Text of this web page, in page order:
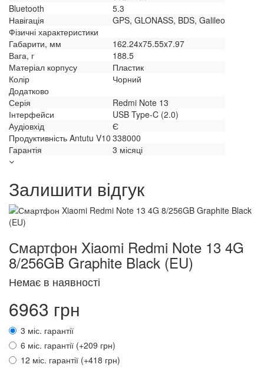
Bluetooth
5.3
Навігація
GPS, GLONASS, BDS, Galileo
Фізичні характеристики
Габарити, мм
162.24x75.55x7.97
Вага, г
188.5
Матеріал корпусу
Пластик
Колір
Чорний
Додатково
Серія
Redmi Note 13
Інтерфейси
USB Type-C (2.0)
Аудіовхід
Є
Продуктивність Antutu V10 338000
Гарантія
3 місяці
Залишити відгук
Смартфон Xiaomi Redmi Note 13 4G
8/256GB Graphite Black (EU)
Немає в наявності
6963 грн
3 міс. гарантії
6 міс. гарантії (+209 грн)
12 міс. гарантії (+418 грн)